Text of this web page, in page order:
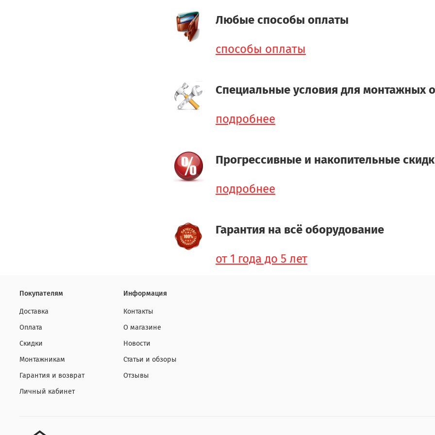
Любые способы оплаты
способы оплаты
Специальные условия для монтажных
подробнее
Прогрессивные и накопительные
подробнее
Гарантия на всё оборудование
от 1 года до 5 лет
Покупателям
Доставка
Оплата
Скидки
Монтажникам
Гарантия и возврат
Личный кабинет
Информация
Контакты
О магазине
Новости
Статьи и обзоры
Отзывы